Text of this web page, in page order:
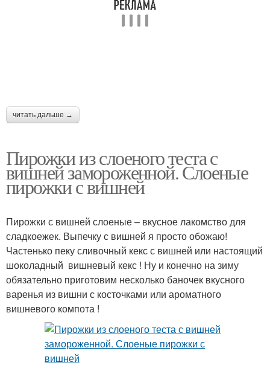
читать дальше →
Пирожки из слоеного теста с
вишней замороженной. Слоеные
пирожки с вишней
Пирожки с вишней слоеные – вкусное лакомство для
сладкоежек. Выпечку с вишней я просто обожаю!
Частенько пеку сливочный кекс с вишней или настоящий
шоколадный вишневый кекс ! Ну и конечно на зиму
обязательно приготовим несколько баночек вкусного
варенья из вишни с косточками или ароматного
вишневого компота !